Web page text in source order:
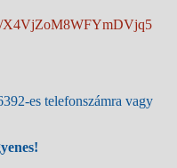
X4VjZoM8WFYmDVjq5
es telefonszámra vagy